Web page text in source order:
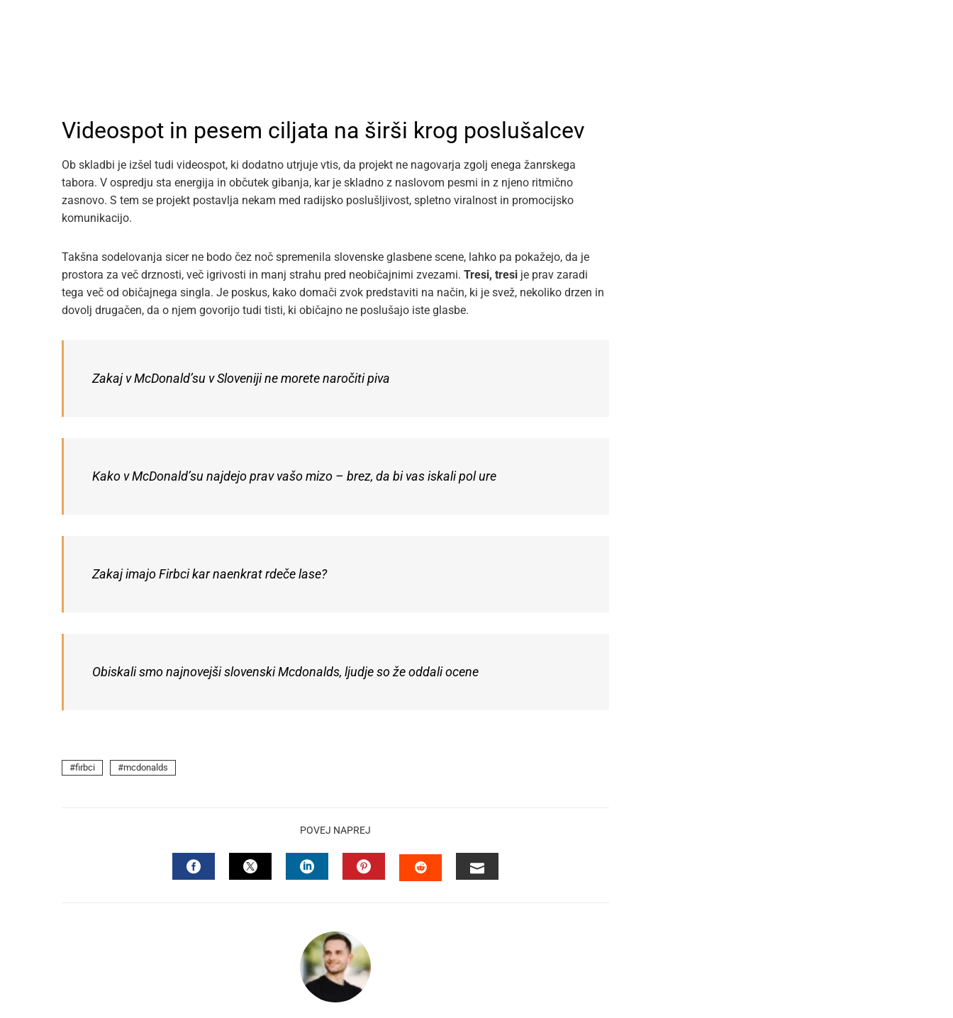
Videospot in pesem ciljata na širši krog poslušalcev
Ob skladbi je izšel tudi videospot, ki dodatno utrjuje vtis, da projekt ne nagovarja zgolj enega žanrskega
tabora. V ospredju sta energija in občutek gibanja, kar je skladno z naslovom pesmi in z njeno ritmično
zasnovo. S tem se projekt postavlja nekam med radijsko poslušljivost, spletno viralnost in promocijsko
komunikacijo.
Takšna sodelovanja sicer ne bodo čez noč spremenila slovenske glasbene scene, lahko pa pokažejo, da je
prostora za več drznosti, več igrivosti in manj strahu pred neobičajnimi zvezami. Tresi, tresi je prav zaradi
tega več od običajnega singla. Je poskus, kako domači zvok predstaviti na način, ki je svež, nekoliko drzen in
dovolj drugačen, da o njem govorijo tudi tisti, ki običajno ne poslušajo iste glasbe.
Zakaj v McDonald’su v Sloveniji ne morete naročiti piva
Kako v McDonald’su najdejo prav vašo mizo – brez, da bi vas iskali pol ure
Zakaj imajo Firbci kar naenkrat rdeče lase?
Obiskali smo najnovejši slovenski Mcdonalds, ljudje so že oddali ocene
firbci mcdonalds
POVEJ NAPREJ